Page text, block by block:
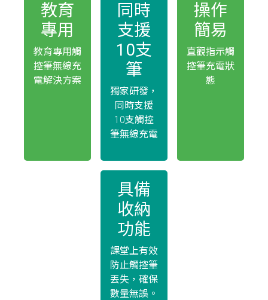
教育
專用
教育專用觸
控筆無線充
電解決方案
同時
支援
10支
筆
獨家研發，
同時支援
10支觸控
筆無線充電
操作
簡易
直觀指示觸
控筆充電狀
態
具備
收納
功能
課堂上有效
防止觸控筆
丟失，確保
數量無誤。